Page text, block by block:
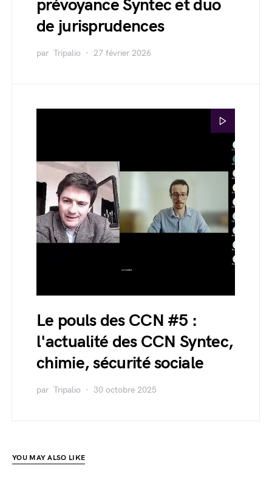
prévoyance Syntec et duo
de jurisprudences
par Tripalio 27 février 2026
Le pouls des CCN #5 :
l'actualité des CCN Syntec,
chimie, sécurité sociale
par Tripalio 30 octobre 2025
YOU MAY ALSO LIKE